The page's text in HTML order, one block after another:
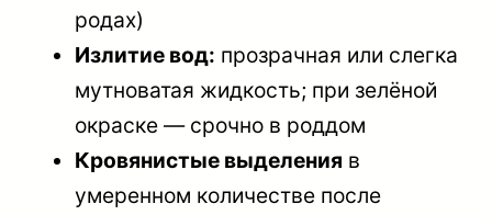
родах)
Излитие вод: прозрачная или слегка
мутноватая жидкость; при зелёной
окраске — срочно в роддом
Кровянистые выделения в
умеренном количестве после